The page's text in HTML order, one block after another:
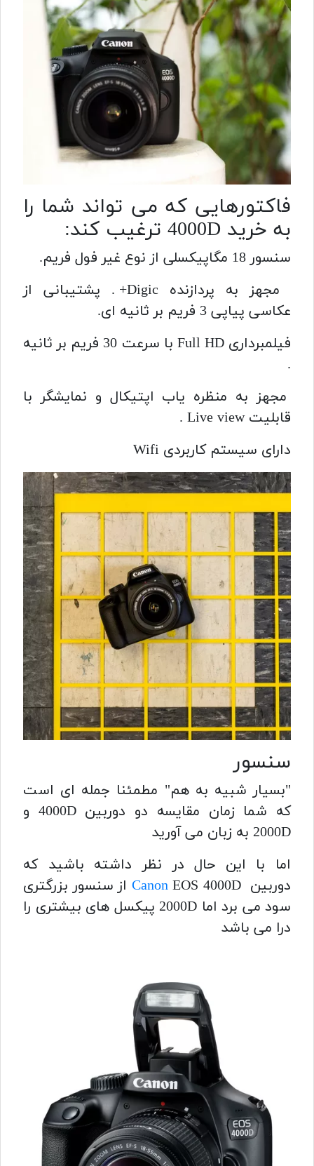
فاکتورهایی که می تواند شما را
به خرید 4000D ترغیب کند:
سنسور 18 مگاپیکسلی از نوع غیر فول فریم.
مجهز به پردازنده Digic+ . پشتیبانی از
عکاسی پیاپی 3 فریم بر ثانیه ای.
فیلمبرداری Full HD با سرعت 30 فریم بر ثانیه
.
مجهز به منظره یاب اپتیکال و نمایشگر با
قابلیت Live view .
دارای سیستم کاربردی Wifi
سنسور
"بسیار شبیه به هم" مطمئنا جمله ای است
که شما زمان مقایسه دو دوربین 4000D و
2000D به زبان می آورید
اما با این حال در نظر داشته باشید که
دوربین Canon
EOS 4000D از سنسور بزرگتری
سود می برد اما 2000D پیکسل های بیشتری را
درا می باشد